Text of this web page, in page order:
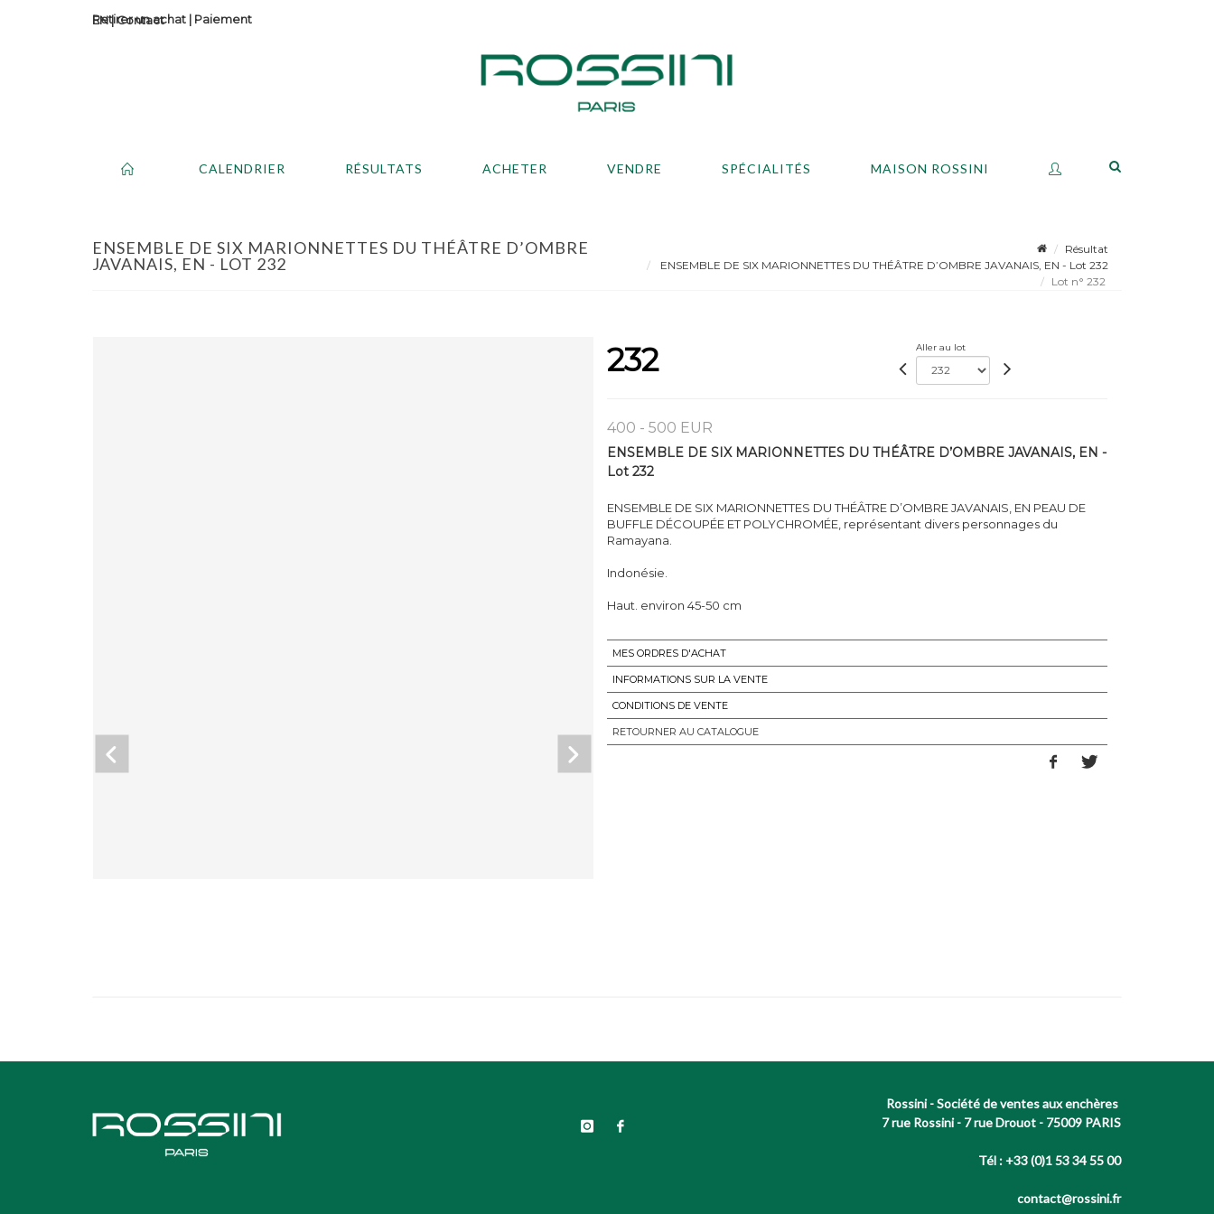
Contact
Retirer un achat | Paiement
CALENDRIER RÉSULTATS ACHETER VENDRE SPÉCIALITÉS MAISON ROSSINI
ENSEMBLE DE SIX MARIONNETTES DU THÉÂTRE D’OMBRE
JAVANAIS, EN - LOT 232
Résultat
ENSEMBLE DE SIX MARIONNETTES DU THÉÂTRE D’OMBRE JAVANAIS, EN - Lot 232
Lot n° 232
232 Aller au lot
400 - 500 EUR
ENSEMBLE DE SIX MARIONNETTES DU THÉÂTRE D’OMBRE JAVANAIS, EN -
Lot 232
ENSEMBLE DE SIX MARIONNETTES DU THÉÂTRE D’OMBRE JAVANAIS, EN PEAU DE
BUFFLE DÉCOUPÉE ET POLYCHROMÉE, représentant divers personnages du
Ramayana.
Indonésie.
Haut. environ 45-50 cm
MES ORDRES D'ACHAT
INFORMATIONS SUR LA VENTE
CONDITIONS DE VENTE
RETOURNER AU CATALOGUE
Rossini - Société de ventes aux enchères
7 rue Rossini - 7 rue Drouot - 75009 PARIS
Tél : +33 (0)1 53 34 55 00
contact@rossini.fr